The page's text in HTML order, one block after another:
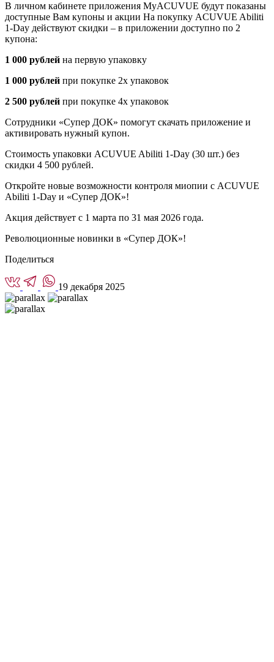
В личном кабинете приложения MyACUVUE будут показаны
доступные Вам купоны и акции На покупку ACUVUE Abiliti
1-Day действуют скидки – в приложении доступно по 2
купона:
1 000 рублей на первую упаковку
1 000 рублей при покупке 2х упаковок
2 500 рублей при покупке 4х упаковок
Сотрудники «Супер ДОК» помогут скачать приложение и
активировать нужный купон.
Стоимость упаковки ACUVUE Abiliti 1-Day (30 шт.) без
скидки 4 500 рублей.
Откройте новые возможности контроля миопии с ACUVUE
Abiliti 1-Day и «Супер ДОК»!
Акция действует с 1 марта по 31 мая 2026 года.
Революционные новинки в «Супер ДОК»!
Поделиться
19 декабря 2025